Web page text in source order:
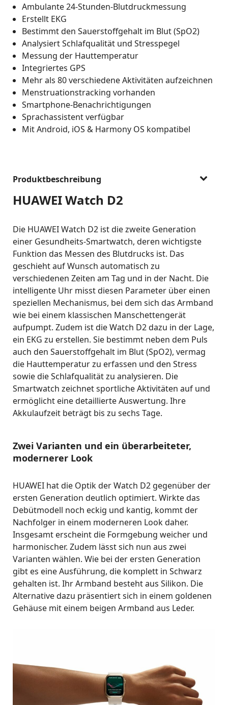
Ambulante 24-Stunden-Blutdruckmessung
Erstellt EKG
Bestimmt den Sauerstoffgehalt im Blut (SpO2)
Analysiert Schlafqualität und Stresspegel
Messung der Hauttemperatur
Integriertes GPS
Mehr als 80 verschiedene Aktivitäten aufzeichnen
Menstruationstracking vorhanden
Smartphone-Benachrichtigungen
Sprachassistent verfügbar
Mit Android, iOS & Harmony OS kompatibel
Produktbeschreibung
HUAWEI Watch D2
Die HUAWEI Watch D2 ist die zweite Generation
einer Gesundheits-Smartwatch, deren wichtigste
Funktion das Messen des Blutdrucks ist. Das
geschieht auf Wunsch automatisch zu
verschiedenen Zeiten am Tag und in der Nacht. Die
intelligente Uhr misst diesen Parameter über einen
speziellen Mechanismus, bei dem sich das Armband
wie bei einem klassischen Manschettengerät
aufpumpt. Zudem ist die Watch D2 dazu in der Lage,
ein EKG zu erstellen. Sie bestimmt neben dem Puls
auch den Sauerstoffgehalt im Blut (SpO2), vermag
die Hauttemperatur zu erfassen und den Stress
sowie die Schlafqualität zu analysieren. Die
Smartwatch zeichnet sportliche Aktivitäten auf und
ermöglicht eine detaillierte Auswertung. Ihre
Akkulaufzeit beträgt bis zu sechs Tage.
Zwei Varianten und ein überarbeiteter,
modernerer Look
HUAWEI hat die Optik der Watch D2 gegenüber der
ersten Generation deutlich optimiert. Wirkte das
Debütmodell noch eckig und kantig, kommt der
Nachfolger in einem moderneren Look daher.
Insgesamt erscheint die Formgebung weicher und
harmonischer. Zudem lässt sich nun aus zwei
Varianten wählen. Wie bei der ersten Generation
gibt es eine Ausführung, die komplett in Schwarz
gehalten ist. Ihr Armband besteht aus Silikon. Die
Alternative dazu präsentiert sich in einem goldenen
Gehäuse mit einem beigen Armband aus Leder.